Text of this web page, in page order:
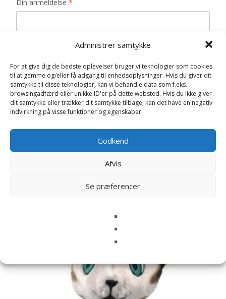
Administrer samtykke
For at give dig de bedste oplevelser bruger vi teknologier som cookies
til at gemme og/eller få adgang til enhedsoplysninger. Hvis du giver dit
samtykke til disse teknologier, kan vi behandle data som f.eks.
browsingadfærd eller unikke ID'er på dette websted. Hvis du ikke giver
dit samtykke eller trækker dit samtykke tilbage, kan det have en negativ
indvirkning på visse funktioner og egenskaber.
Godkend
Afvis
Se præferencer
Din anmeldelse *
Navn*
E-mail *
Gem mit navn, mail og websted i denne browser til
næste gang jeg kommenterer.
Relaterede varer